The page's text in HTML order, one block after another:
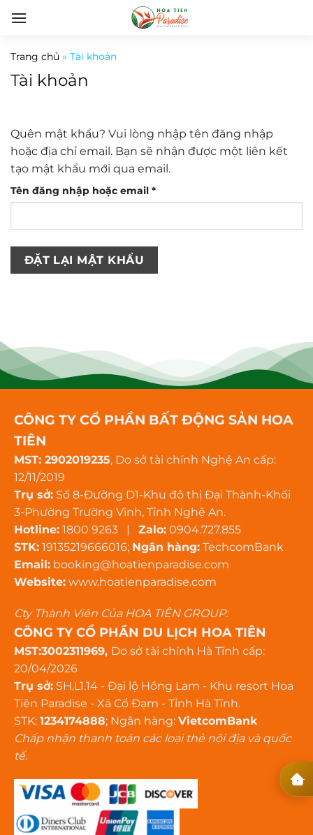
qua
dung
Trang chủ » Tài khoản
Tài khoản
Quên mật khẩu? Vui lòng nhập tên đăng nhập
hoặc địa chỉ email. Bạn sẽ nhận được một liên kết
tạo mật khẩu mới qua email.
Tên đăng nhập hoặc email *Bắt
buộc
ĐẶT LẠI MẬT KHẨU
CÔNG TY CỔ PHẦN BẤT ĐỘNG SẢN HOA
TIÊN
MST: 2902019235, Do sở tài chính Nghệ An cấp:
12/11/2019
Trụ sở: Số 8-Đường D1-Khu đô thị Đại Thành-Khối
3-Phường Trường Vinh, Tỉnh Nghệ An.
Hotline: 1800 9263 | Zalo: 0904.727.855
STK: 19135219666016; Ngân hàng: TechcomBank
Email: booking@hoatienparadise.com
Website: www.hoatienparadise.com
Cty Thành Viên Của HOA TIÊN GROUP:
CÔNG TY CỔ PHẦN DU LỊCH HOA TIÊN
MST:3002311969, Do sở tài chính Hà Tĩnh cấp:
20/04/2026
Trụ sở: SH.L1.14 - Đại lộ Hồng Lam - Khu resort Hoa
Tiên Paradise - Xã Cổ Đạm - Tỉnh Hà Tĩnh.
STK: 1234174888; Ngân hàng: VietcomBank
Chấp nhận thanh toán các loại thẻ nội địa và quốc
tế.